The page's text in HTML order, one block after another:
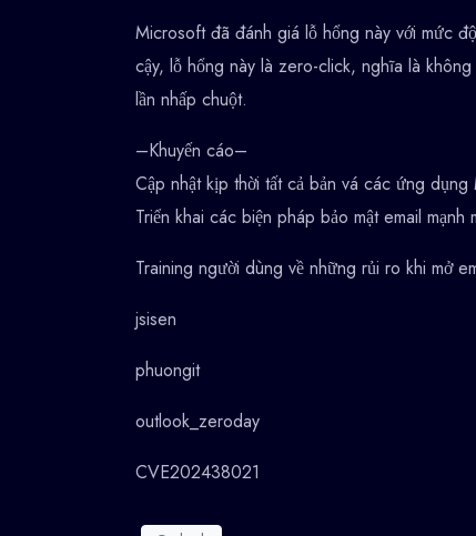
Microsoft đã đánh giá lỗ hổng này với mức
cậy, lỗ hổng này là zero-click, nghĩa là
lần nhấp chuột.
–Khuyến cáo–
Cập nhật kịp thời tất cả bản vá các ứng
Triển khai các biện pháp bảo mật email
Training người dùng về những rủi ro khi mở
jsisen
phuongit
outlook_zeroday
CVE202438021